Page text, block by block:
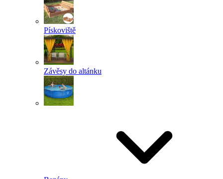
Pískoviště
Závěsy do altánku